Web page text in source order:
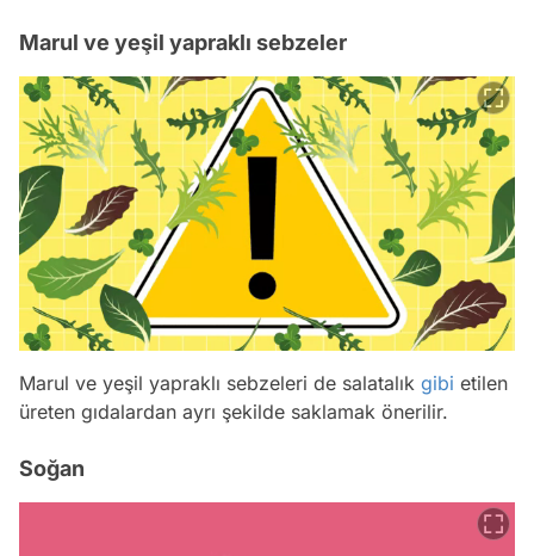
Marul ve yeşil yapraklı sebzeler
Marul ve yeşil yapraklı sebzeleri de salatalık gibi etilen
üreten gıdalardan ayrı şekilde saklamak önerilir.
Soğan